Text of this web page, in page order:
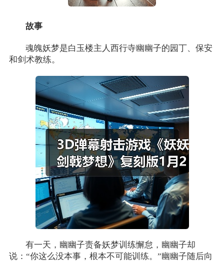
故事
魂魄妖梦是白玉楼主人西行寺幽幽子的园丁、保安
和剑术教练。
有一天，幽幽子责备妖梦训练懈怠，幽幽子却
说：“你这么没本事，根本不可能训练。”幽幽子随后向